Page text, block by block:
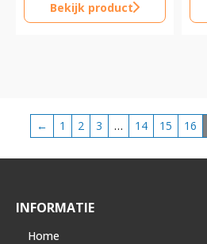
Bekijk product
← 1 2 3 … 14 15 16
INFORMATIE
Home